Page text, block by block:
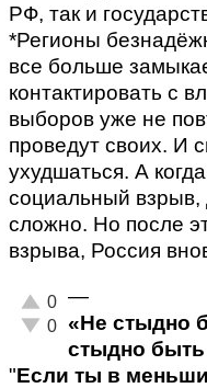
РФ, так и
*Регионы
все больше
контактировать с
выборов уже не
проведут своих. И
ухудшаться. А
социальный взрыв,
сложно. Но после
взрыва, Россия
Отлично!
0
Неадекватно!
0
—
«Не стыдно
стыдно быть
"Если ты в